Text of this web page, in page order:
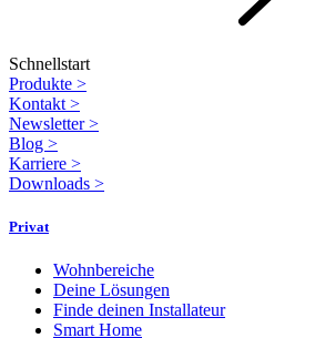
Schnellstart
Produkte >
Kontakt >
Newsletter>
Blog >
Karriere >
Downloads >
Privat
Wohnbereiche
Deine Lösungen
Finde deinen Installateur
Smart Home